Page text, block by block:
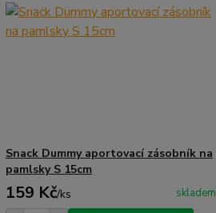
Snack Dummy aportovací zásobník na
pamlsky S 15cm
159 Kč/ks skladem